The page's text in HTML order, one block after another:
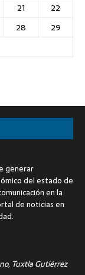
21
22
28
29
generar
del estado de
en la
de noticias en
Tuxtla Gutiérrez